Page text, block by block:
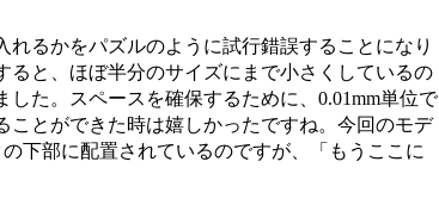
るかをパズルのように試行錯誤することになり
ると、ほぼ半分のサイズにまで小さくしているの
た。スペースを確保するために、0.01mm単位で
ことができた時は嬉しかったですね。今回のモデ
下部に配置されているのですが、「もうここに